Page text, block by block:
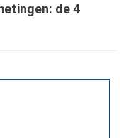
de 4